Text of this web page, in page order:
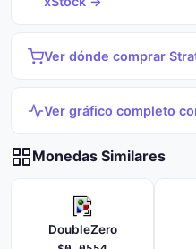
Ver dónde comprar
Ver gráfico completo
Monedas Similares
DoubleZero